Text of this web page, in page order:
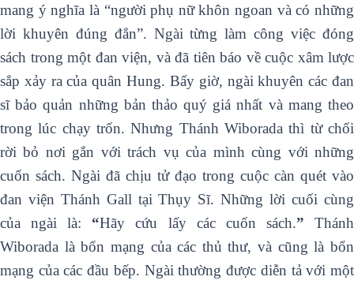
mang ý nghĩa là “người phụ nữ khôn ngoan và có những
lời khuyên đúng đắn”. Ngài từng làm công việc đóng
sách trong một đan viện, và đã tiên báo về cuộc xâm lược
sắp xảy ra của quân Hung. Bấy giờ, ngài khuyên các đan
sĩ bảo quản những bản thảo quý giá nhất và mang theo
trong lúc chạy trốn. Nhưng Thánh Wiborada thì từ chối
rời bỏ nơi gắn với trách vụ của mình cùng với những
cuốn sách. Ngài đã chịu tử đạo trong cuộc càn quét vào
đan viện Thánh Gall tại Thụy Sĩ. Những lời cuối cùng
của ngài là: “Hãy cứu lấy các cuốn sách.” Thánh
Wiborada là bổn mạng của các thủ thư, và cũng là bổn
mạng của các đầu bếp. Ngài thường được diễn tả với một